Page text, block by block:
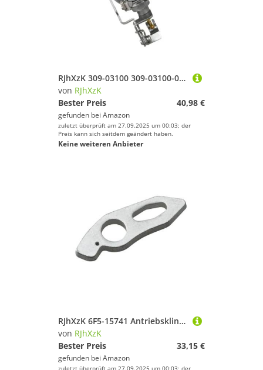
RJhXzK 309-03100 309-03100-00 Vergaser 309-03100-1 Passend for T-Hatsu 2-Takt M2.5A M3.5A M NS 2.5HP 3.5HP Bootsmotorzubehör
von RJhXzK
Bester Preis
40,98 €
gefunden bei Amazon
zuletzt überprüft am 27.09.2025 um 00:03; der
Preis kann sich seitdem geändert haben.
Keine weiteren Anbieter
RJhXzK 6F5-15741 Antriebsklinke Passend for ymh Außenbordmotor 2-Takt 25 PS 30 PS 40 PS 6F5-15741-01-00 6F515741 6F5-15741-01 Bootsmotorteile
von RJhXzK
Bester Preis
33,15 €
gefunden bei Amazon
zuletzt überprüft am 27.09.2025 um 00:03; der